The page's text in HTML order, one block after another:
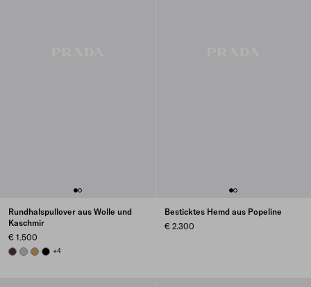
Rundhalspullover aus Wolle und
Kaschmir
€ 1.500
EBONYGREYCAMEL BROWN
BLACK
+4
Besticktes Hemd aus Popeline
€ 2.300